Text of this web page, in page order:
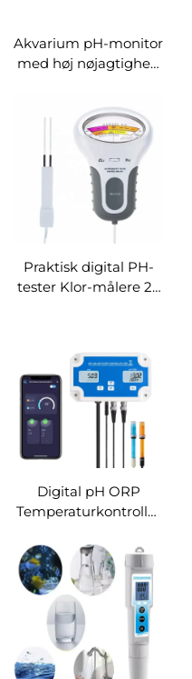
Akvarium pH-monitor
med høj nøjagtighed
Praktisk digital PH-
tester Klor-målere 2 i
Digital pH ORP
Temperaturkontroller
WiFi Hydroponisk pH
Kontroller